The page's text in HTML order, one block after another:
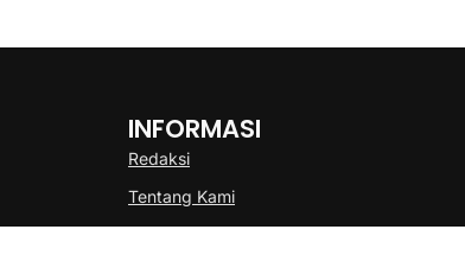
INFORMASI
Redaksi
Tentang Kami